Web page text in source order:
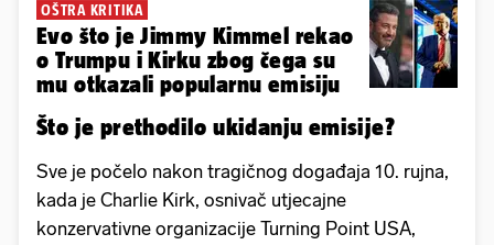
OŠTRA KRITIKA
Evo što je Jimmy Kimmel rekao
o Trumpu i Kirku zbog čega su
mu otkazali popularnu emisiju
Što je prethodilo ukidanju emisije?
Sve je počelo nakon tragičnog događaja 10. rujna,
kada je Charlie Kirk, osnivač utjecajne
konzervativne organizacije Turning Point USA,